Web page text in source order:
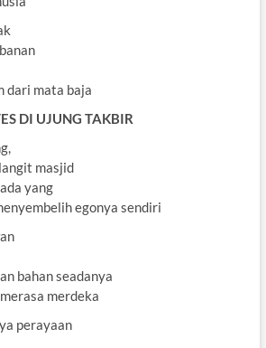
dari mata baja
DI UJUNG TAKBIR
masjid
yang
egonya sendiri
bahan seadanya
merdeka
perayaan